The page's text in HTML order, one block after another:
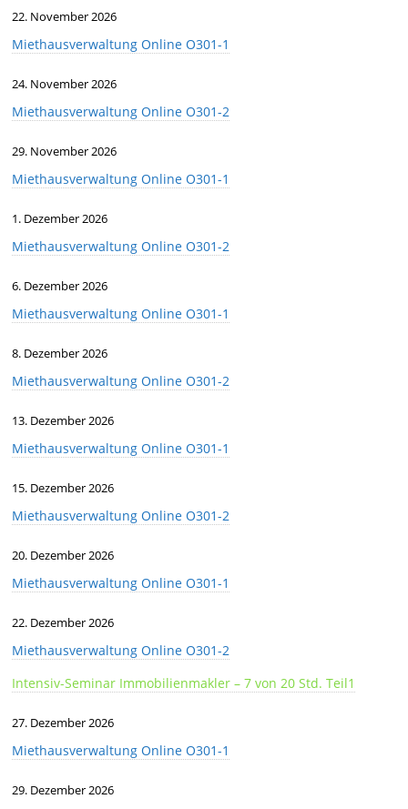
22. November 2026
Miethausverwaltung Online O301-1
24. November 2026
Miethausverwaltung Online O301-2
29. November 2026
Miethausverwaltung Online O301-1
1. Dezember 2026
Miethausverwaltung Online O301-2
6. Dezember 2026
Miethausverwaltung Online O301-1
8. Dezember 2026
Miethausverwaltung Online O301-2
13. Dezember 2026
Miethausverwaltung Online O301-1
15. Dezember 2026
Miethausverwaltung Online O301-2
20. Dezember 2026
Miethausverwaltung Online O301-1
22. Dezember 2026
Miethausverwaltung Online O301-2
Intensiv-Seminar Immobilienmakler – 7 von 20 Std. Teil1
27. Dezember 2026
Miethausverwaltung Online O301-1
29. Dezember 2026